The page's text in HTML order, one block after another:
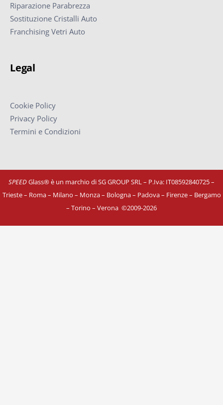
Riparazione Parabrezza
Sostituzione Cristalli Auto
Franchising Vetri Auto
Legal
Cookie Policy
Privacy Policy
Termini e Condizioni
SPEEDGlass® è un marchio di SG GROUP SRL – P.Iva: IT08592840725–
Trieste – Roma – Milano – Monza – Bologna – Padova – Firenze – Bergamo
– Torino – Verona ©2009-2026